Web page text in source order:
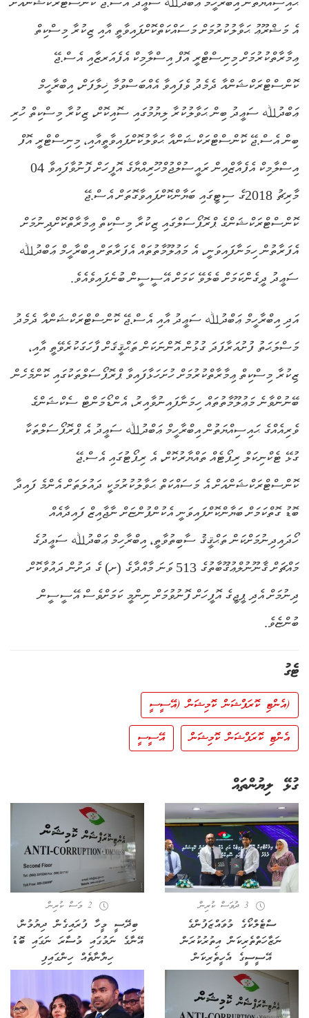
އެ މަޝްރޫޢު ޙަވާލުކުރުމަށް މަސައްކަތްކޮށްފައިވާތީ އާއި ޒިކުރާ މިސްކިތް
ޢިމާރާތްކުރުމަށް މިނިސްޓްރީ އޮފް އިސްލާމިކް އެފެއަރޒާއި އެސް.ޖޭ
ކޮންސްޓްރަކްޝަންއާ ދެމެދު ވެފައިވާ އެއްބަސްވުމާ ޚިލާފަށް، އިބްރާހީމް
ޢަބްދުﷲ ސަޢީދު ބިން ޙަވާލުކުރާ ލިޔުމުގައި ސޮއިކޮށް، ޒިކުރާ މިސްކިތް ހުރި
ބިން އެސް.ޖޭ ކޮންސްޓްރަކްޝަންއާ ޙަވާލުކޮށްފައިވާތީއާއި، މިނިސްޓްރީ އޮފް
އިސްލާމިކް އެފެއާޒްއިން ރައީސުލްޖުމްހޫރިއްޔާގެ އޮފީހަށް ފޮނުވާފައިވާ 04
މާރިޗު 2018ގެ ސިޓީގައި ބަޔާންކޮށްފައިވާގޮތަށް އެސް.ޖޭ
ކޮންސްޓްރަކްޝަންގެ ޕްރޮޕޯސަލްގައި ޒިކުރާ މިސްކިތް ޢިމާރާތްކޮށްދިނުމަށް
އެފަރާތުން ހިމަނާފައިވަނީ، އެ މަޢުލޫމާތުތައް އެފަރާތަށް އިބްރާހީމް ޢަބްދުﷲ
ސަޢީދު ދީގެންކަމަށް ބެލެވޭ ކަމަށް އޭސީސީން ބުނެފައިވެއެވެ.
އަދި އިބްރާހީމް ޢަބްދުﷲ ސަޢީދު އާއި އެސް.ޖޭ ކޮންސްޓްރަކްޝަންއާ ދެމެދު
މަސްލަޙަތު ފުށުއަރާފަދަ ގުޅުން އޮންނަކަން ތަޙްޤީޤަށް ފާހަގަކުރެވޭތީ އާއި،
ޒިކުރާ މިސްކިތް ޢިމާރާތްކުރުމަށް ހުށަހަޅާފައިވާ ޕްރޮޕޯސަލްތަކުގައި ކޮންމެހެން
ބޭނުންވާނެ މަޢުލޫމާތުތައް ހިމަނާފައިނުވާއިރު، އެންޑޯމަންޓް ސެކްޝަންގެ
ވެރިއެއްގެ ޙައިސިއްޔަތުން އިބްރާހީމް ޢަބްދުﷲ ސަޢީދު އެ ޕްރޮޕޯސަލްތަކާ
ގުޅޭ ޓެކްނިކަލް ރިޕޯޓެއް ތައްޔާރުކޮށް، އެ ރިޕޯޓުގައި އެސް.ޖޭ
ކޮންސްޓްރަކްޝަންއަށް އެ މަސައްކަތް ޙަވާލުކުރުމަކީ ދައުލަތަށް އެންމެ ފައިދާ
ބޮޑު ގޮތްކަމަށް ބަޔާންކޮށްފައިވަނީ އެކުންފުންޏަށް ނާޖާއިޒް ފައިދާއެއް
ހޯދައިދިނުމަށްކަން ތަޙްޤީޤު ސާބިތުވާތީ، އިބްރާހިމް ޢަބްދުﷲ ސަޢީދުގެ
މައްޗަށް ޤާނޫނުލްޢުޤޫބާތުގެ 513 ވަނަ މާއްދާގެ (ށ) ގެ ދަށުން ދައުވާކޮށް
ދިނުމަށް އެދި ޕީޖީގެ އޮފީހަށް ފޮނުވުމަށް ނިންމީ ކަމަށްވެސް އޭސީސީން
ބުންޏެވެ.
ޓެގު
(އެންޓި ކޮރަޕްޝަން ކޮމިޝަން (އޭސީސީ
އެންޓި ކޮރަޕްޝަން ކޮމިޝަން
އޭސީސީ
ގުޅޭ ލިޔުންތައް
3 ދުވަސް ކުރިން
ސްޓެލްކޯގެ މުވައްޒަފުންގެ
ނަޒާހަތްތެރިކަން އިތުރުކުރަން
އޭސީސީގެ އެހީތެރިކަން
2 މަސް ކުރިން
ބިދޭސީ މީހާ ފުރައިގެން ދިޔުމުން،
އޭނާގެ ނަމުގައި މުސާރަ ނަގައި ބޮޑު
ހިޔާނާތެއް ހިންގައިފި